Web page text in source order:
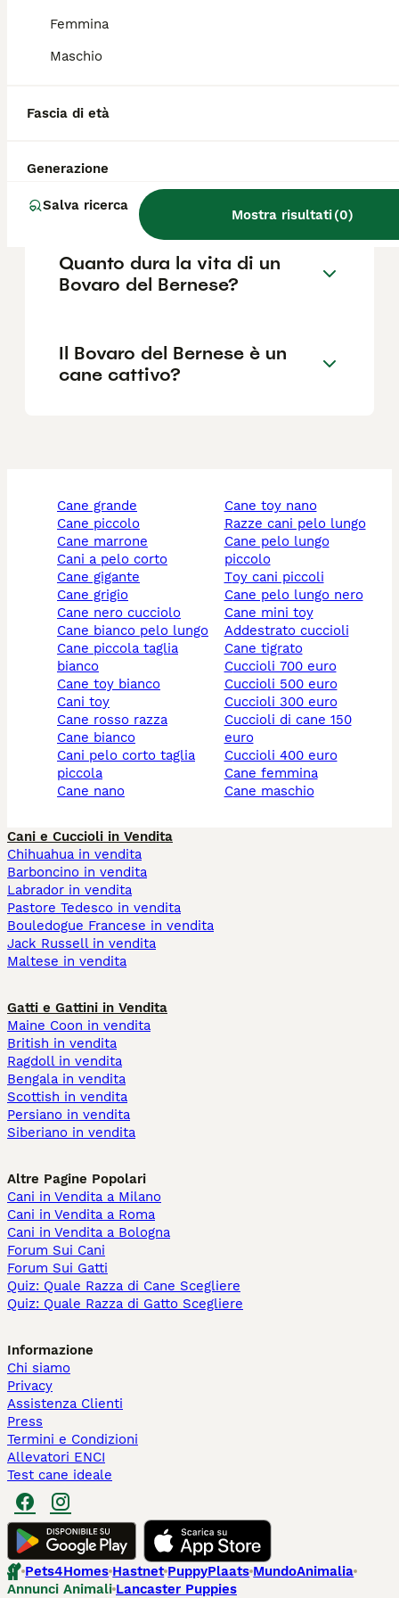
Femmina
Maschio
Fascia di età
Generazione
Salva ricerca
Mostra risultati(0)
dell'allevatore e la posizione.
Bovaro del Bernese?
Quanti tipi di bovaro ci
sono?
Quanto dura la vita di un
Bovaro del Bernese?
Il Bovaro del Bernese è un
cane cattivo?
cane grande
cane piccolo
cane marrone
cani a pelo corto
cane gigante
cane grigio
cane nero cucciolo
cane bianco pelo lungo
cane piccola taglia
bianco
cane toy bianco
cani toy
cane rosso razza
cane bianco
cani pelo corto taglia
piccola
cane nano
cane toy nano
razze cani pelo lungo
cane pelo lungo
piccolo
toy cani piccoli
cane pelo lungo nero
cane mini toy
addestrato cuccioli
cane tigrato
cuccioli 700 euro
cuccioli 500 euro
cuccioli 300 euro
cuccioli di cane 150
euro
cuccioli 400 euro
cane femmina
cane maschio
Cani e Cuccioli in Vendita
Chihuahua in vendita
Barboncino in vendita
Labrador in vendita
Pastore Tedesco in vendita
Bouledogue Francese in vendita
Jack Russell in vendita
Maltese in vendita
Gatti e Gattini in Vendita
Maine Coon in vendita
British in vendita
Ragdoll in vendita
Bengala in vendita
Scottish in vendita
Persiano in vendita
Siberiano in vendita
Altre Pagine Popolari
Cani in Vendita a Milano
Cani in Vendita a Roma
Cani in Vendita a Bologna
Forum Sui Cani
Forum Sui Gatti
Quiz: Quale Razza di Cane Scegliere
Quiz: Quale Razza di Gatto Scegliere
Informazione
Chi siamo
Privacy
Assistenza Clienti
Press
Termini e Condizioni
Allevatori ENCI
Test cane ideale
Pets4Homes Hastnet PuppyPlaats MundoAnimalia
Annunci Animali Lancaster Puppies